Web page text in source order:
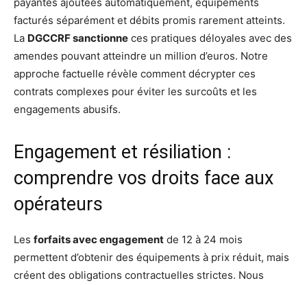
facturés séparément et débits promis rarement atteints.
La DGCCRF sanctionne ces pratiques déloyales avec des
amendes pouvant atteindre un million d’euros. Notre
approche factuelle révèle comment décrypter ces
contrats complexes pour éviter les surcoûts et les
engagements abusifs.
Engagement et résiliation :
comprendre vos droits face aux
opérateurs
Les forfaits avec engagement de 12 à 24 mois
permettent d’obtenir des équipements à prix réduit, mais
créent des obligations contractuelles strictes. Nous